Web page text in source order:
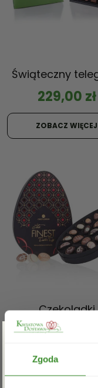
Zgoda
Świąteczny
229,00 zł
ZOBACZ WIĘCEJ
Czekoladki
Wielkanocne
ZOBACZ WIĘCEJ